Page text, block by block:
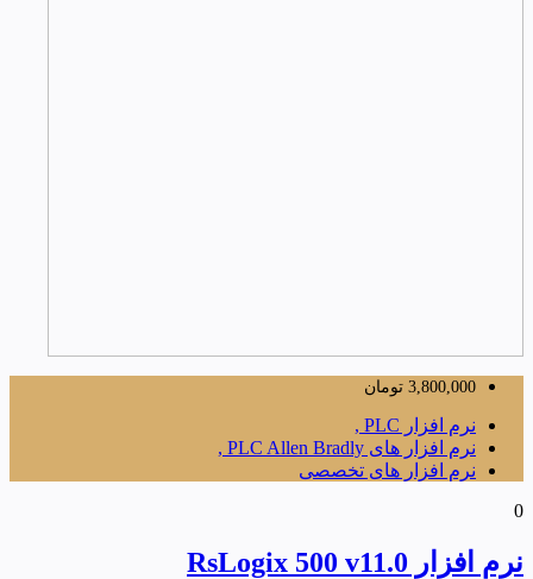
3,800,000 تومان
نرم افزار PLC ,
نرم افزار های PLC Allen Bradly ,
نرم افزار های تخصصی
0
نرم افزار RsLogix 500 v11.0